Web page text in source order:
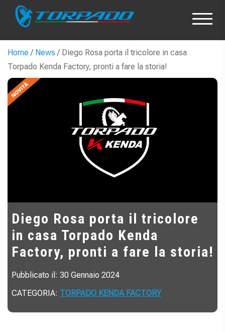
Home/ News / Diego Rosa porta il tricolore in casa
Torpado Kenda Factory, pronti a fare la storia!
Diego Rosa porta il tricolore
in casa Torpado Kenda
Factory, pronti a fare la storia!
Pubblicato il: 30 Gennaio 2024
CATEGORIA: TORPADO KENDA FACTORY